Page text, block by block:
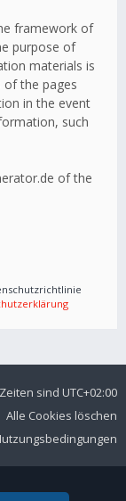
framework of
purpose of
materials is
of the pages
in the event
such
of the
sind UTC+02:00
Alle Cookies löschen